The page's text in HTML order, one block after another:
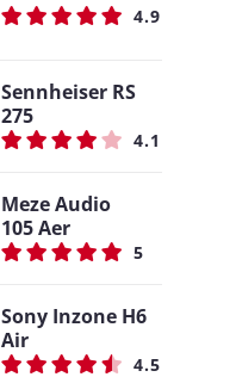
4.9
Sennheiser RS
275
4.1
Meze Audio
105 Aer
5
Sony Inzone H6
Air
4.5